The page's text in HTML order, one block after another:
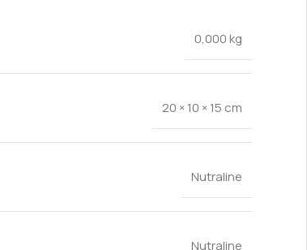
0,000 kg
20 × 10 × 15 cm
Nutraline
Nutraline